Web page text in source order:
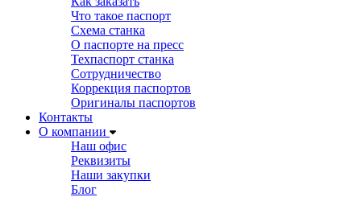
Что такое паспорт
Схема станка
О паспорте на пресс
Техпаспорт станка
Сотрудничество
Коррекция паспортов
Оригиналы паспортов
Контакты
О компании
Наш офис
Реквизиты
Наши закупки
Блог